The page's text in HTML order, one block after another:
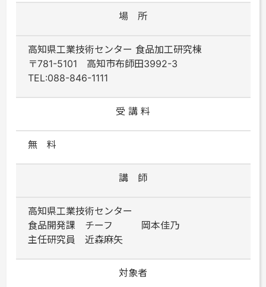
場 所
高知県工業技術センター 食品加工研究棟
〒781-5101 高知市布師田3992-3
TEL:088-846-1111
受 講 料
無 料
講 師
高知県工業技術センター
食品開発課 チーフ 岡本佳乃
主任研究員 近森麻矢
対象者